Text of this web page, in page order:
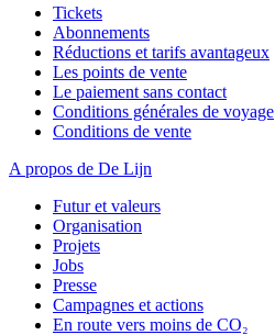
Tickets
Abonnements
Réductions et tarifs avantageux
Les points de vente
Le paiement sans contact
Conditions générales de voyage
Conditions de vente
A propos de De Lijn
Futur et valeurs
Organisation
Projets
Jobs
Presse
Campagnes et actions
En route vers moins de CO₂